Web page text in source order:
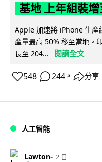
基地 上年組裝
Apple 加速將 iPhone 生產
產量最高 50% 移至當地。
長至 204...
閱讀全文
548 244 ↗ 分享
人工智能
Lawton 2 日